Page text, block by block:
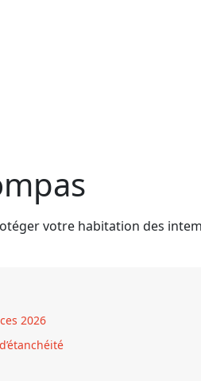
votre habitation des
2026